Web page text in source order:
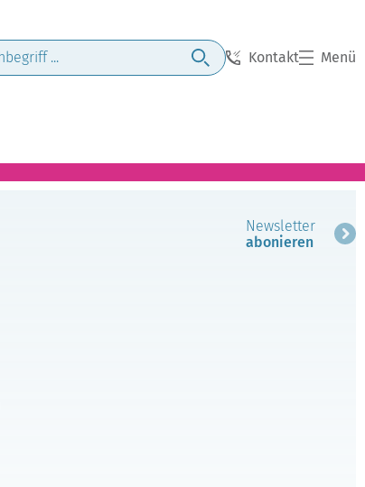
Kontakt Menü
Newsletter
abonieren